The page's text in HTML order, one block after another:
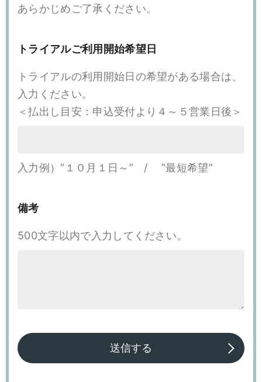
あらかじめご了承ください。
トライアルご利用開始希望日
トライアルの利用開始日の希望がある場合は、
入力ください。
＜払出し目安：申込受付より４～５営業日後＞
入力例）”１０月１日～” / ”最短希望”
備考
500文字以内で入力してください。